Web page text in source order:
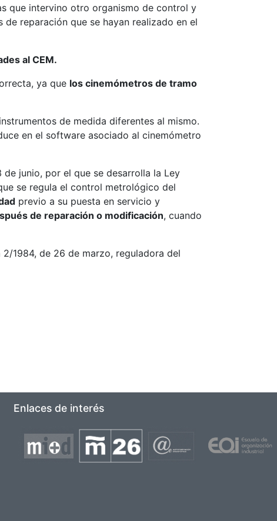
que intervino otro organismo de control y
reparación que se hayan realizado en el
al CEM.
ya que los cinemómetros de tramo
de medida diferentes al mismo.
en el software asociado al cinemómetro
junio, por el que se desarrolla la Ley
se regula el control metrológico del
previo a su puesta en servicio y
de reparación o modificación, cuando
1984, de 26 de marzo, reguladora del
Enlaces de interés
Imagen Imagen
Imagen